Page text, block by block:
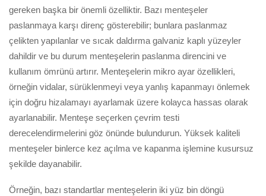
gereken başka bir önemli özelliktir. Bazı menteşeler
paslanmaya karşı direnç gösterebilir; bunlara paslanmaz
çelikten yapılanlar ve sıcak daldırma galvaniz kaplı yüzeyler
dahildir ve bu durum menteşelerin paslanma direncini ve
kullanım ömrünü artırır. Menteşelerin mikro ayar özellikleri,
örneğin vidalar, sürüklenmeyi veya yanlış kapanmayı önlemek
için doğru hizalamayı ayarlamak üzere kolayca hassas olarak
ayarlanabilir. Menteşe seçerken çevrim testi
derecelendirmelerini göz önünde bulundurun. Yüksek kaliteli
menteşeler binlerce kez açılma ve kapanma işlemine kusursuz
şekilde dayanabilir.
Örneğin, bazı standartlar menteşelerin iki yüz bin döngü